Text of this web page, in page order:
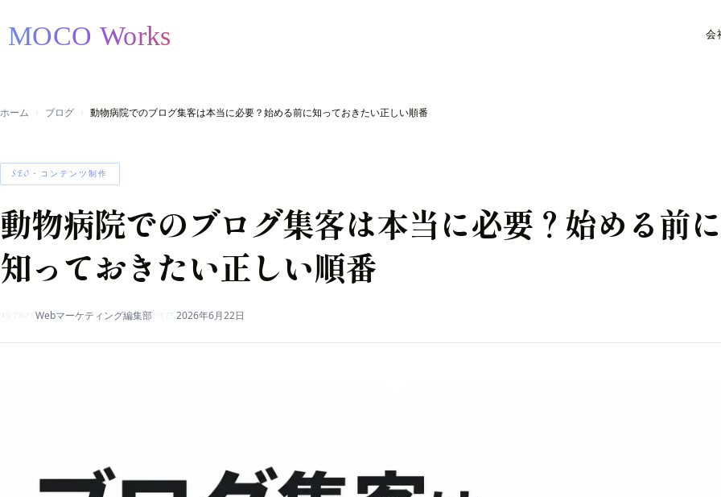
会
ホーム ブログ 動物病院でのブログ集客は本当に必要？始める前に知っておきたい正しい順番
SEO・コンテンツ制作
動物病院でのブログ集客は本当に必要？始める前に
知っておきたい正しい順番
AUTHORWebマーケティング編集部 2026年6月22日